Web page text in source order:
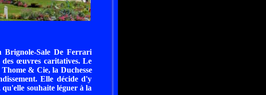
Brignole-Sale De Ferrari
œuvres caritatives. Le
& Cie, la Duchesse
Elle décide d'y
souhaite léguer à la